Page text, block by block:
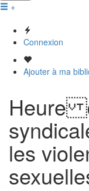
+
Connexion
Ajouter à ma
Heure
les